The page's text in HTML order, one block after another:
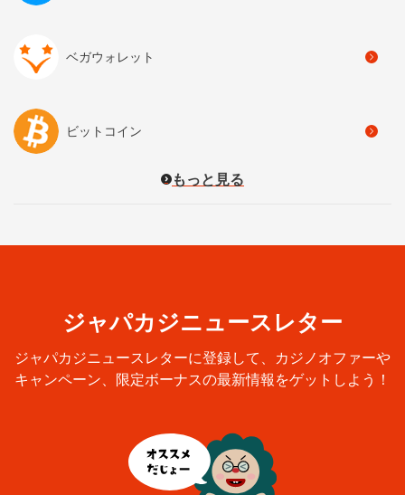
ベガウォレット
ビットコイン
もっと見る
ジャパカジニュースレター
ジャパカジニュースレターに登録して、カジノオファーや
キャンペーン、限定ボーナスの最新情報をゲットしよう！